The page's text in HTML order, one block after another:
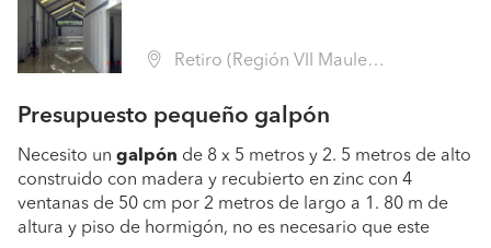
Retiro (Región VII Maule - Linares)
Presupuesto pequeño galpón
Necesito un galpón de 8 x 5 metros y 2. 5 metros de alto
construido con madera y recubierto en zinc con 4
ventanas de 50 cm por 2 metros de largo a 1. 80 m de
altura y piso de hormigón, no es necesario que este